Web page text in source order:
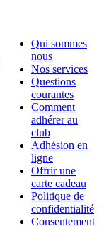
Qui sommes
nous
Nos services
Questions
courantes
Comment
adhérer au
club
Adhésion en
ligne
Offrir une
carte cadeau
Politique de
confidentialité
Consentement